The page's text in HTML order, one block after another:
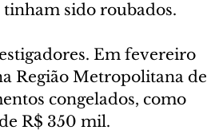
sido roubados.
Em fevereiro
Região Metropolitana de
congelados, como
R$ 350 mil.